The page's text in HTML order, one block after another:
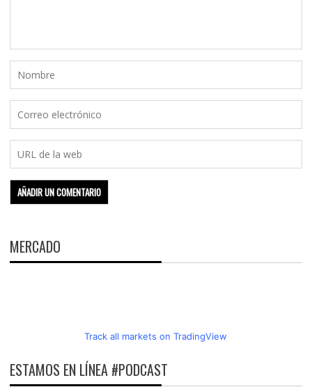
MERCADO
Track all markets on TradingView
ESTAMOS EN LÍNEA #PODCAST